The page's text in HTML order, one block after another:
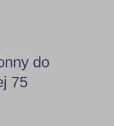
do
75